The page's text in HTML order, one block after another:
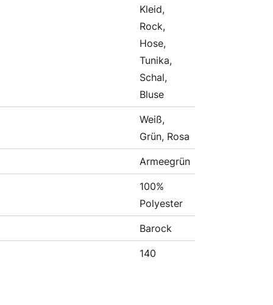
Kleid,
Rock,
Hose,
Tunika,
Schal,
Bluse
Weiß,
Grün, Rosa
Armeegrün
100%
Polyester
Barock
140